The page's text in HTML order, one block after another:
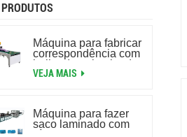
Máquina para fabricar
correspondência com
de alta velocidade
VEJA MAIS
Máquina para fazer
saco laminado com